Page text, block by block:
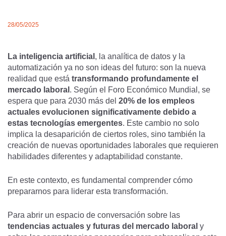
28/05/2025
La inteligencia artificial , la analítica de datos y la
automatización ya no son ideas del futuro: son la nueva
realidad que está transformando profundamente el
mercado laboral . Según el Foro Económico Mundial, se
espera que para 2030 más del 20% de los empleos
actuales evolucionen significativamente debido a
estas tecnologías emergentes. Este cambio no solo
implica la desaparición de ciertos roles, sino también la
creación de nuevas oportunidades laborales que requieren
habilidades diferentes y adaptabilidad constante.
En este contexto, es fundamental comprender cómo
prepararnos para liderar esta transformación.
Para abrir un espacio de conversación sobre las
tendencias actuales y futuras del mercado laboral y